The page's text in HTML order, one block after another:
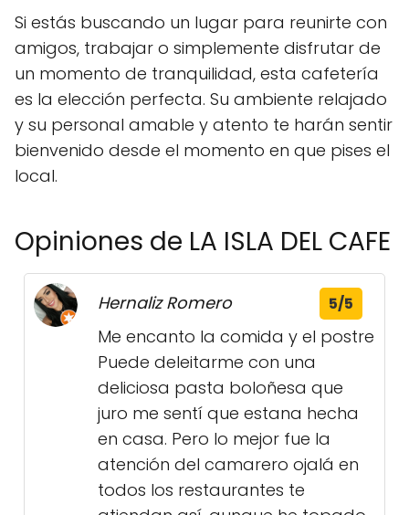
Si estás buscando un lugar para reunirte con
amigos, trabajar o simplemente disfrutar de
un momento de tranquilidad, esta cafetería
es la elección perfecta. Su ambiente relajado
y su personal amable y atento te harán sentir
bienvenido desde el momento en que pises el
local.
Opiniones de LA ISLA DEL CAFE
Hernaliz Romero 5/5
Me encanto la comida y el postre
Puede deleitarme con una
deliciosa pasta boloñesa que
juro me sentí que estana hecha
en casa. Pero lo mejor fue la
atención del camarero ojalá en
todos los restaurantes te